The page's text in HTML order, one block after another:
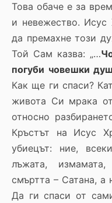
Това обаче е за
и невежество.
да премахне този
Той Сам казва: „…
погуби човешки
Как ще ги спаси?
живота Си мрака
относно
Кръстът на Исус
убиецът: ние,
лъжата,
смъртта – Сатана, а
Да ги спаси от